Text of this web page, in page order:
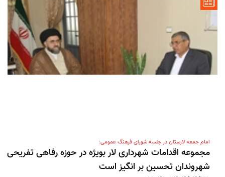
امام جمعه لارستان در جلسه شورای فرهنگ عمومی:
مجموعه اقدامات شهرداری لار بویژه در حوزه رفاهی تفریحی
شهروندان تحسین بر انگیز است